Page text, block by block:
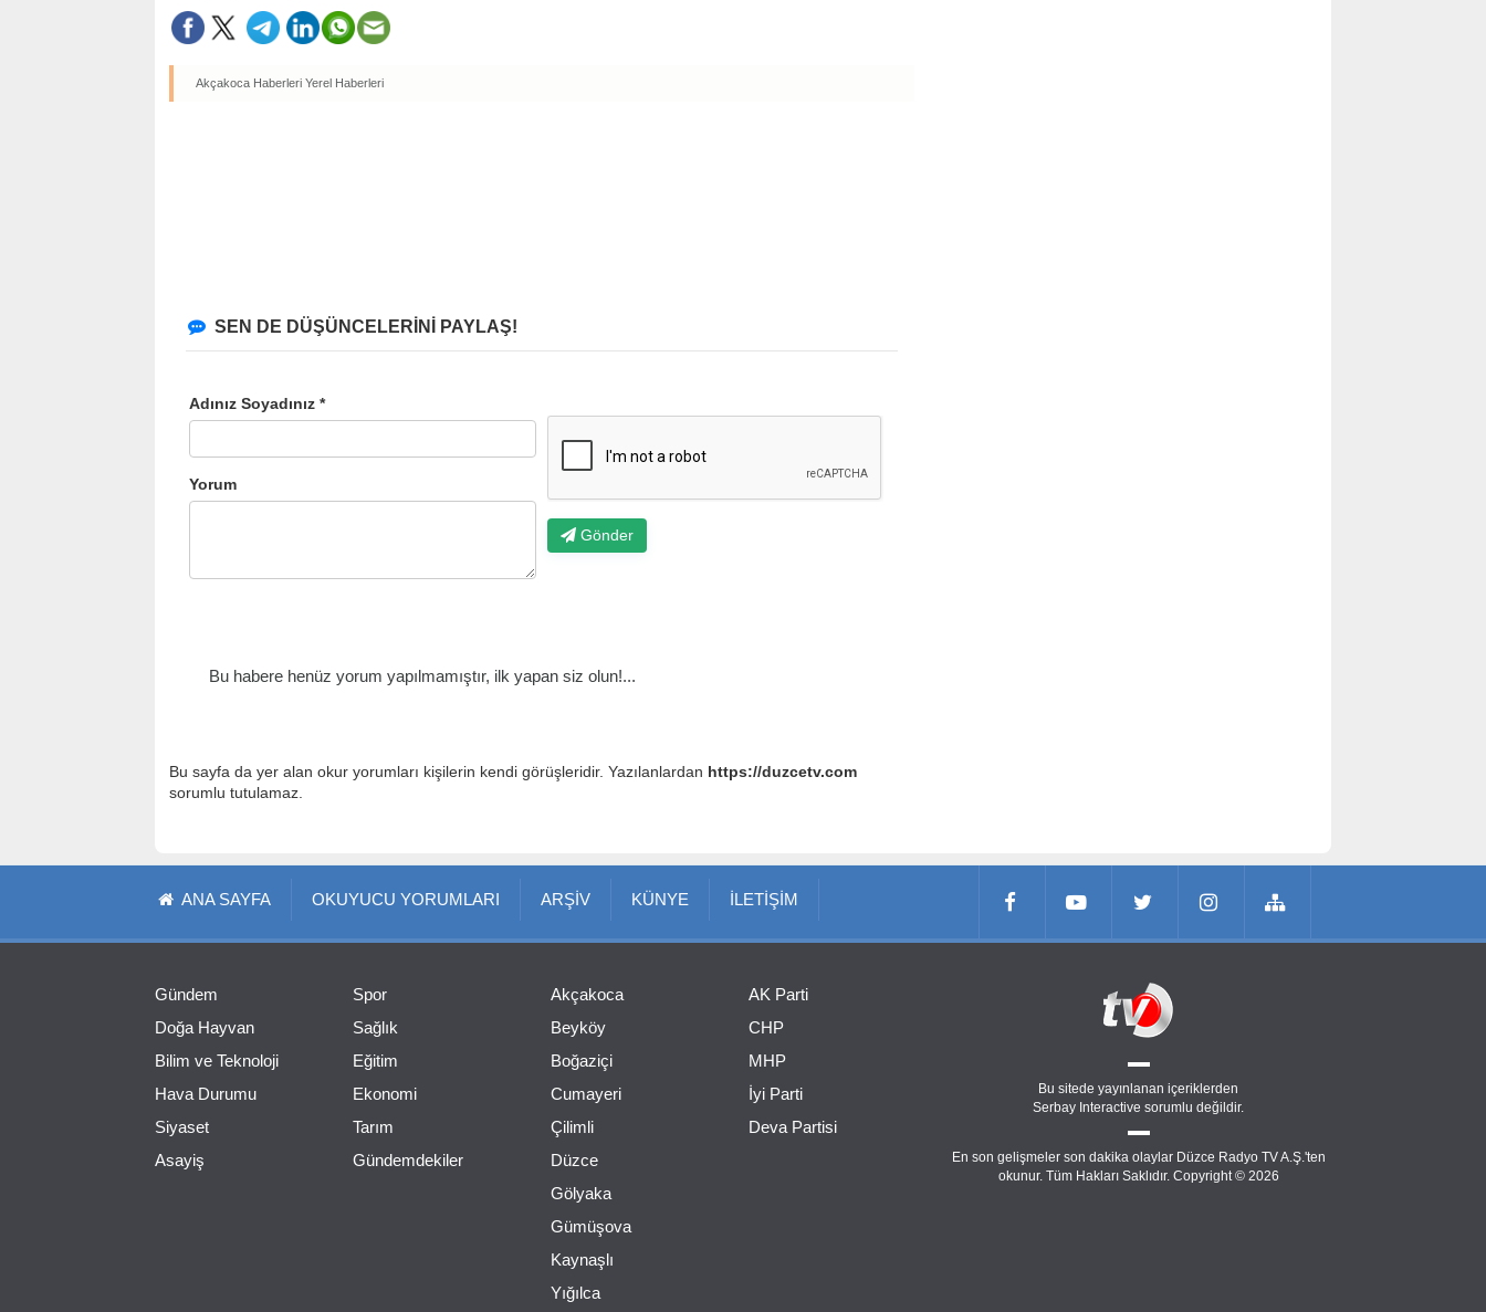
Akçakoca Haberleri Yerel Haberleri
SEN DE DÜŞÜNCELERİNİ PAYLAŞ!
Adınız Soyadınız *
Yorum
Gönder
Bu habere henüz yorum yapılmamıştır, ilk yapan siz olun!...
Bu sayfa da yer alan okur yorumları kişilerin kendi görüşleridir. Yazılanlardan https://duzcetv.com
sorumlu tutulamaz.
ANA SAYFA OKUYUCU YORUMLARI ARŞİV KÜNYE İLETİŞİM
Gündem
Doğa Hayvan
Bilim ve Teknoloji
Hava Durumu
Siyaset
Asayiş
Spor
Sağlık
Eğitim
Ekonomi
Tarım
Gündemdekiler
Akçakoca
Beyköy
Boğaziçi
Cumayeri
Çilimli
Düzce
Gölyaka
Gümüşova
Kaynaşlı
Yığılca
AK Parti
CHP
MHP
İyi Parti
Deva Partisi
Bu sitede yayınlanan içeriklerden
Serbay Interactive sorumlu değildir.
En son gelişmeler son dakika olaylar Düzce Radyo TV A.Ş.'ten
okunur. Tüm Hakları Saklıdır. Copyright © 2026